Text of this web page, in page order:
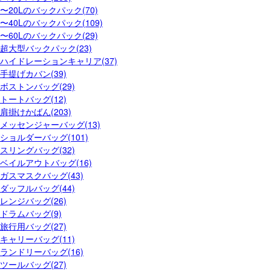
〜20Lのバックパック(70)
〜40Lのバックパック(109)
〜60Lのバックパック(29)
超大型バックパック(23)
ハイドレーションキャリア(37)
手提げカバン(39)
ボストンバッグ(29)
トートバッグ(12)
肩掛けかばん(203)
メッセンジャーバッグ(13)
ショルダーバッグ(101)
スリングバッグ(32)
ベイルアウトバッグ(16)
ガスマスクバッグ(43)
ダッフルバッグ(44)
レンジバッグ(26)
ドラムバッグ(9)
旅行用バッグ(27)
キャリーバッグ(11)
ランドリーバッグ(16)
ツールバッグ(27)